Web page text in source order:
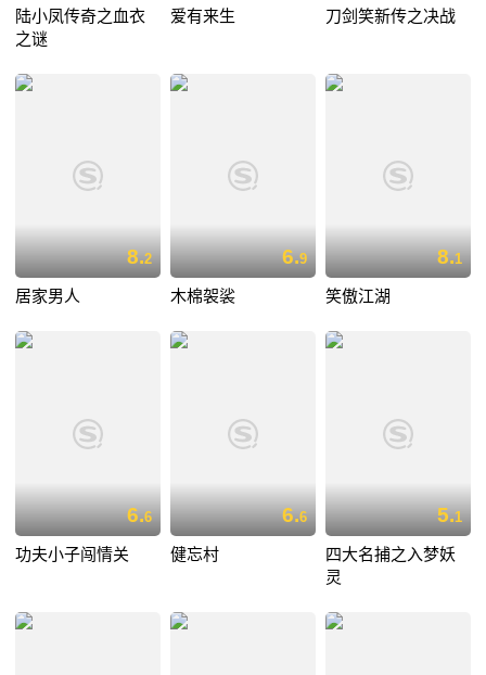
陆小凤传奇之血衣
之谜
爱有来生 刀剑笑新传之决战
8.2
居家男人
6.9
木棉袈裟
8.1
笑傲江湖
6.6
功夫小子闯情关
6.6
健忘村
5.1
四大名捕之入梦妖
灵